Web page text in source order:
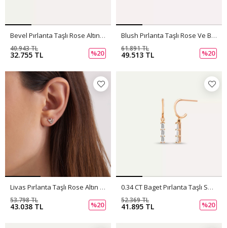
Bevel Pırlanta Taşlı Rose Altın Küpe
32.755 TL
40.943 TL
%20
Blush Pırlanta Taşlı Rose Ve Beyaz Altın Küpe
49.513 TL
61.891 TL
%20
Livas Pırlanta Taşlı Rose Altın Küpe
43.038 TL
53.798 TL
%20
0.34 CT Baget Pırlanta Taşlı Sallantılı Küpe
41.895 TL
52.369 TL
%20